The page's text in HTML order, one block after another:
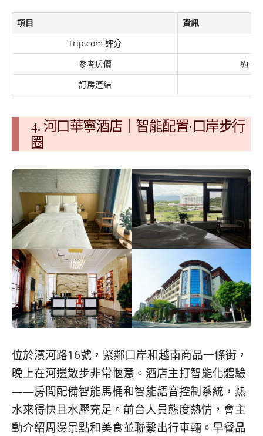
項目
資訊
Trip.com 評分
參考房價
約
訂房連結
4. 河口華寧酒店｜智能配置·口岸步行
圈
位於濱河路16號，緊鄰口岸和越南商品一條街，
晚上在河邊散步非常愜意。酒店主打智能化體驗
——房間配備智能馬桶和智能語音控制系統，熱
水來得快且水壓充足。前台人員態度熱情，會主
動介紹周邊景點和美食並聯繫出行車輛。早餐品